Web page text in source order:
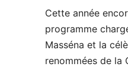
Cette année
programme
Masséna et la
renommées de la